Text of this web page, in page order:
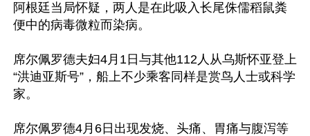
阿根廷当局怀疑，两人是在此吸入长尾侏儒稻鼠粪
便中的病毒微粒而染病。
席尔佩罗德夫妇4月1日与其他112人从乌斯怀亚登上
“洪迪亚斯号”，船上不少乘客同样是赏鸟人士或科学
家。
席尔佩罗德4月6日出现发烧、头痛、胃痛与腹泻等